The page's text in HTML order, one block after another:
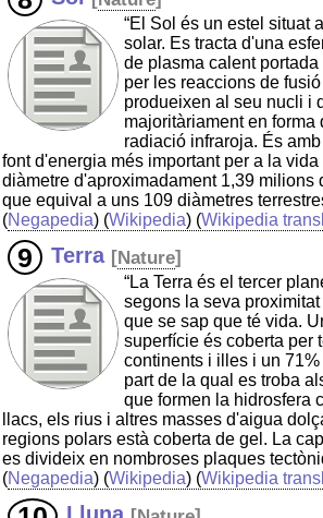
“El Sol és un estel situat
solar. Es tracta d'una
de plasma calent
per les reaccions de
produeixen al seu nucli i
majoritàriament en forma
radiació infraroja. És
font d'energia més important per a la vida
diàmetre d'aproximadament 1,39 milions
que equival a uns 109 diàmetres
(Negapedia) (Wikipedia) (Wikipedia
Terra [Nature]
“La Terra és el tercer
segons la seva
que se sap que té vida.
superfície és coberta per
continents i illes i un
part de la qual es troba
que formen la hidrosfera
llacs, els rius i altres masses d'aigua
regions polars està coberta de gel. La
es divideix en nombroses plaques
(Negapedia) (Wikipedia) (Wikipedia